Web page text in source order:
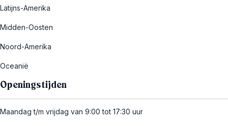
Latijns-Amerika
Midden-Oosten
Noord-Amerika
Oceanië
Openingstijden
Maandag t/m vrijdag van 9:00 tot 17:30 uur